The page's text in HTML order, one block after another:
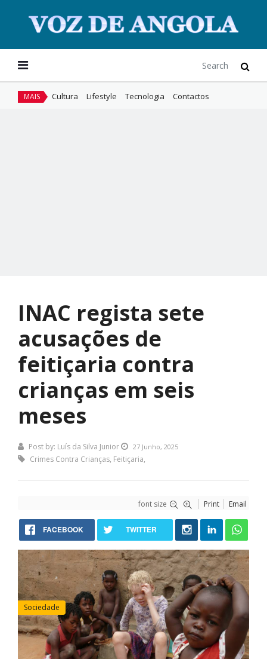
MAIS Cultura Lifestyle Tecnologia Contactos
INAC regista sete
acusações de
feitiçaria contra
crianças em seis
meses
Post by: Luís da Silva Junior 27 Junho, 2025
Crimes Contra Crianças, Feitiçaria,
font size Print Email
FACEBOOK TWITTER
Sociedade